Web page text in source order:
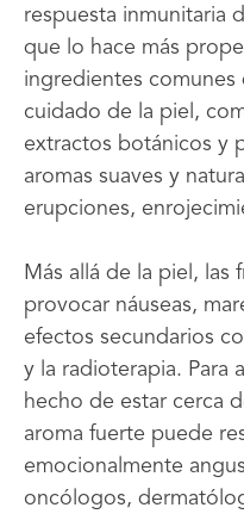
respuesta inmunitaria
que lo hace más
ingredientes comunes
cuidado de la piel,
extractos botánicos y
aromas suaves y
erupciones,
Más allá de la piel, las
provocar náuseas,
efectos secundarios
y la radioterapia. Para
hecho de estar cerca
aroma fuerte puede
emocionalmente
oncólogos,